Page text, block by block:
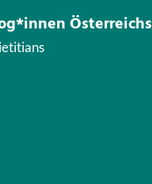
Österreichs